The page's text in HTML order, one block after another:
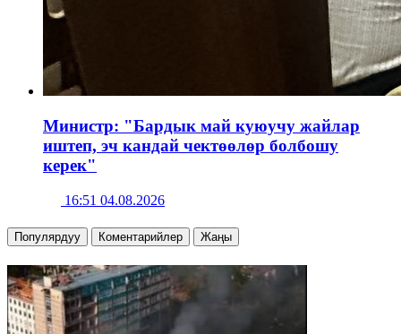
Министр: "Бардык май куюучу жайлар
иштеп, эч кандай чектөөлөр болбошу
керек"
16:51 04.08.2026
Популярдуу Коментарийлер Жаңы